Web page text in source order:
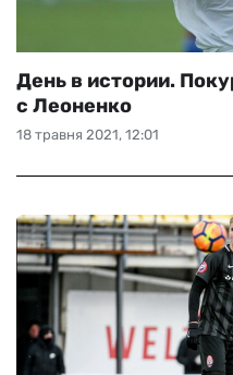
18 травня 2021, 12:01
День в истории.
с Леоненко